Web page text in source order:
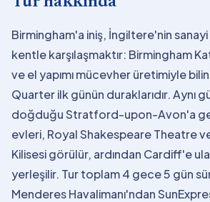
Birmingham'a iniş, İngiltere'nin sanayi
kentle karşılaşmaktır: Birmingham
ve el yapımı mücevher üretimiyle
Quarter ilk günün duraklarıdır. Aynı
doğduğu Stratford-upon-Avon'a
evleri, Royal Shakespeare Theatre
Kilisesi görülür, ardından Cardiff'e
yerleşilir. Tur toplam 4 gece 5 gün
Menderes Havalimanı'ndan